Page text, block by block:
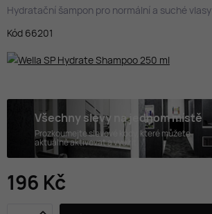
Hydratační šampon pro normální a suché vlasy
Kód 66201
Všechny slevy na jednom místě
Prozkoumejte slevové kódy, které můžete
aktuálně aktivovat a využít.
196 Kč